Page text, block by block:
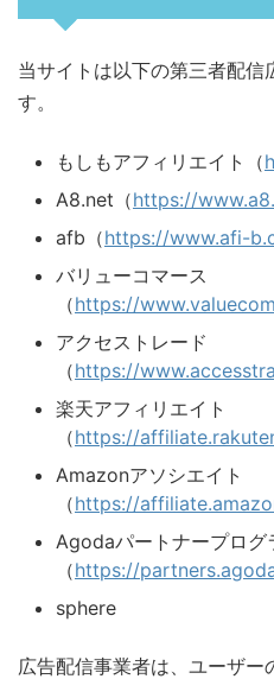
当サイトは以下の第三者配信
す。
もしもアフィリエイト（
A8.net（https://
afb（https://www.afi-
バリューコマース
（https://
アクセストレード
（https://
楽天アフィリエイト
（https://
Amazonアソシエイト
（https://
Agodaパートナープログ
（https://
sphere
広告配信事業者は、ユーザ